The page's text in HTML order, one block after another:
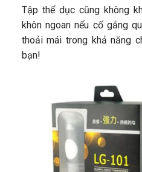
Tập thể dục cũng không
khôn ngoan nếu cố gắng
thoải mái trong khả năng
bạn!